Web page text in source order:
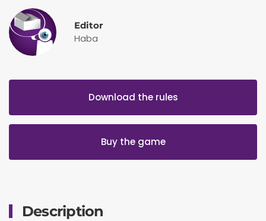
Editor
Haba
Download the rules
Buy the game
Description